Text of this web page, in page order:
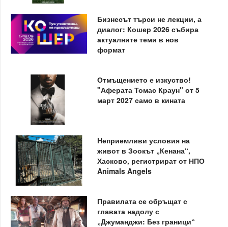
Бизнесът търси не лекции, а
диалог: Кошер 2026 събира
актуалните теми в нов
формат
Отмъщението е изкуство!
"Аферата Томас Краун" от 5
март 2027 само в кината
Неприемливи условия на
живот в Зоокът „Кенана“,
Хасково, регистрират от НПО
Animals Angels
Правилата се обръщат с
главата надолу с
„Джуманджи: Без граници“